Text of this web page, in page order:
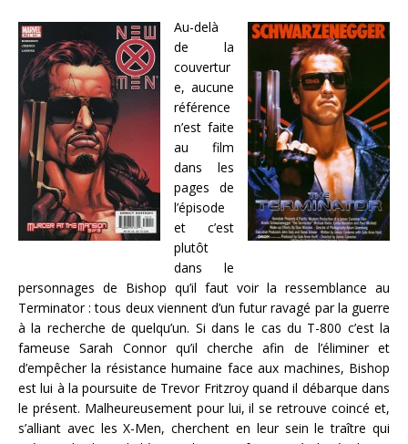
Au-delà
de la
couvertur
e, aucune
référence
n’est faite
au film
dans les
pages de
l’épisode
et c’est
plutôt
dans le
personnages de Bishop qu’il faut voir la ressemblance au
Terminator : tous deux viennent d’un futur ravagé par la guerre
à la recherche de quelqu’un. Si dans le cas du T-800 c’est la
fameuse Sarah Connor qu’il cherche afin de l’éliminer et
d’empêcher la résistance humaine face aux machines, Bishop
est lui à la poursuite de Trevor Fritzroy quand il débarque dans
le présent. Malheureusement pour lui, il se retrouve coincé et,
s’alliant avec les X-Men, cherchent en leur sein le traître qui